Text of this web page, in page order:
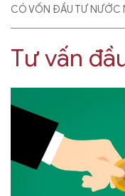
CÓ VỐN ĐẦU TƯ NƯỚC
Tư vấn